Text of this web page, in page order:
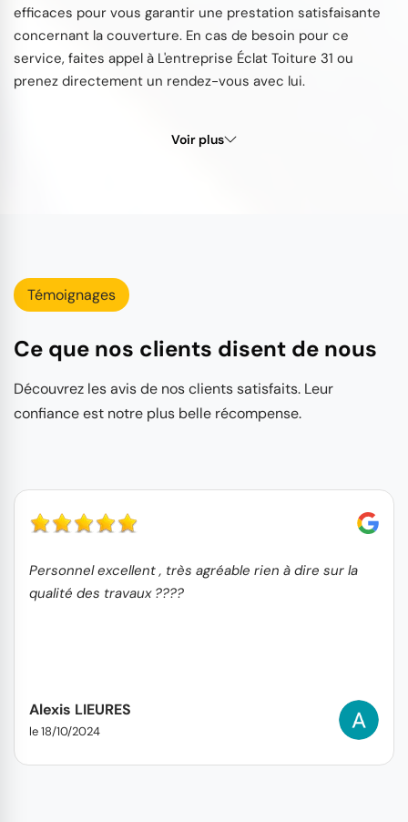
efficaces pour vous garantir une prestation satisfaisante
concernant la couverture. En cas de besoin pour ce
service, faites appel à L'entreprise Éclat Toiture 31 ou
prenez directement un rendez-vous avec lui.
Voir plus
Témoignages
Ce que nos clients disent de nous
Découvrez les avis de nos clients satisfaits. Leur
confiance est notre plus belle récompense.
Personnel excellent , très agréable rien à dire sur la
qualité des travaux ????
Alexis LIEURES
le 18/10/2024